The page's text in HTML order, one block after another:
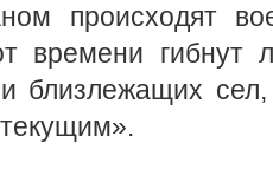
происходят
времени
близлежащих